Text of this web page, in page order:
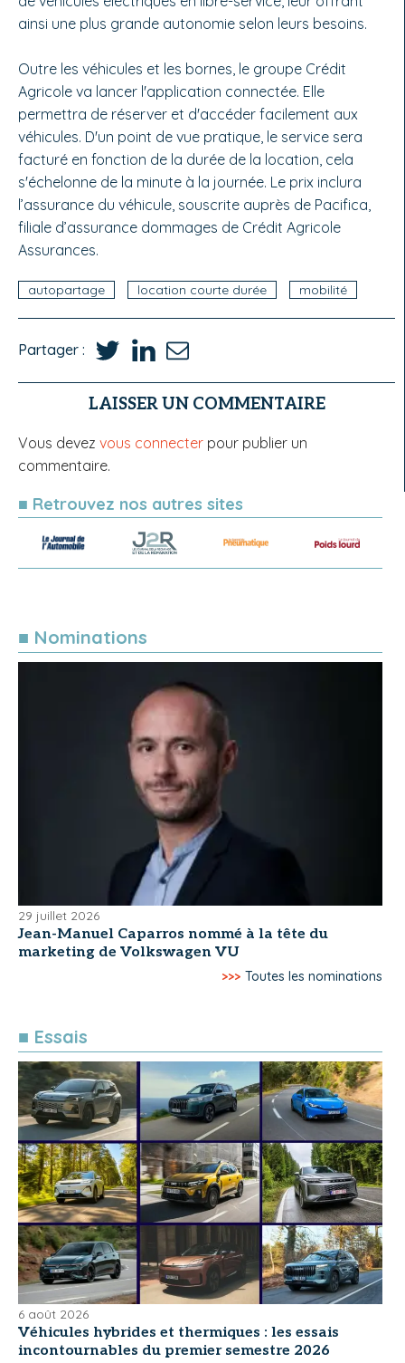
ainsi une plus grande autonomie selon leurs besoins.
Outre les véhicules et les bornes, le groupe Crédit
Agricole va lancer l'application connectée. Elle
permettra de réserver et d'accéder facilement aux
véhicules. D'un point de vue pratique, le service sera
facturé en fonction de la durée de la location, cela
s'échelonne de la minute à la journée. Le prix inclura
l’assurance du véhicule, souscrite auprès de Pacifica,
filiale d’assurance dommages de Crédit Agricole
Assurances.
autopartage location courte durée mobilité
Partager :
LAISSER UN COMMENTAIRE
Vous devez vous connecter pour publier un
commentaire.
■ Retrouvez nos autres sites
■ Nominations
29 juillet 2026
Jean-Manuel Caparros nommé à la tête du
marketing de Volkswagen VU
>>> Toutes les nominations
■ Essais
6 août 2026
Véhicules hybrides et thermiques : les essais
incontournables du premier semestre 2026